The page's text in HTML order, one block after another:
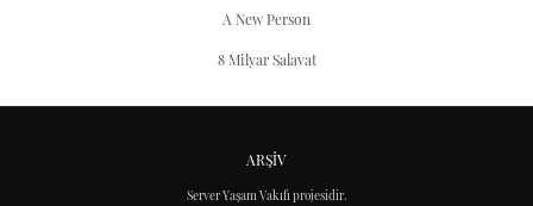
A New Person
8 Milyar Salavat
ARŞIV
Server Yaşam Vakıfı projesidir.